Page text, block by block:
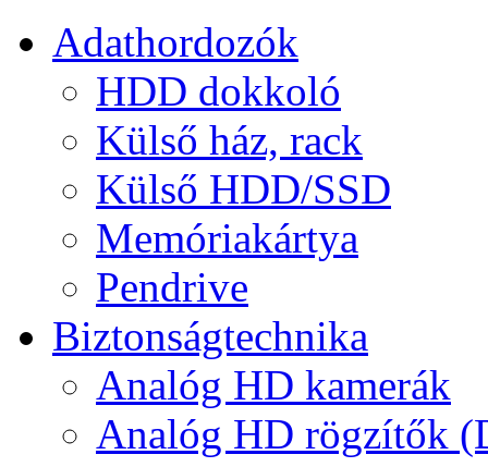
Adathordozók
HDD dokkoló
Külső ház, rack
Külső HDD/SSD
Memóriakártya
Pendrive
Biztonságtechnika
Analóg HD kamerák
Analóg HD rögzítők